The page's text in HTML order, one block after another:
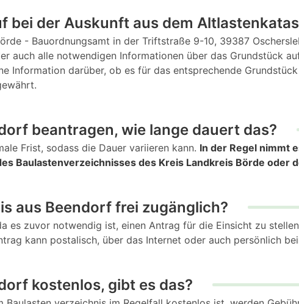
bei der Auskunft aus dem
- Bauordnungsamt in der Triftstraße 9-10, 39387
auch alle notwendigen Informationen über das Grundstück
Information darüber, ob es für das entsprechende
beantragen, wie lange dauert das?
Frist, sodass die Dauer variieren kann. In der Regel nimmt
Baulastenverzeichnisses des Kreis Landkreis Börde oder
aus Beendorf frei zugänglich?
es zuvor notwendig ist, einen Antrag für die Einsicht zu
kann postalisch, über das Internet oder auch persönlich
kostenlos, gibt es das?